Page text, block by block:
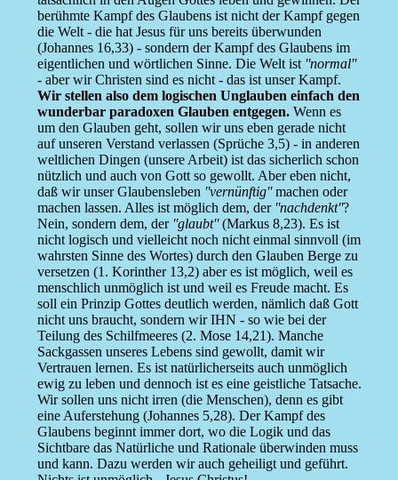
berühmte Kampf des Glaubens ist nicht der Kampf gegen
die Welt - die hat Jesus für uns bereits überwunden
(Johannes 16,33) - sondern der Kampf des Glaubens im
eigentlichen und wörtlichen Sinne. Die Welt ist ''normal''
- aber wir Christen sind es nicht - das ist unser Kampf.
Wir stellen also dem logischen Unglauben einfach den
wunderbar paradoxen Glauben entgegen.Wenn es
um den Glauben geht, sollen wir uns eben gerade nicht
auf unseren Verstand verlassen (Sprüche 3,5) - in anderen
weltlichen Dingen (unsere Arbeit) ist das sicherlich schon
nützlich und auch von Gott so gewollt. Aber eben nicht,
daß wir unser Glaubensleben ''vernünftig''machen oder
machen lassen. Alles ist möglich dem, der ''nachdenkt''?
Nein, sondern dem, der ''glaubt''(Markus 8,23). Es ist
nicht logisch und vielleicht noch nicht einmal sinnvoll (im
wahrsten Sinne des Wortes) durch den Glauben Berge zu
versetzen (1. Korinther 13,2) aber es ist möglich, weil es
menschlich unmöglich ist und weil es Freude macht. Es
soll ein Prinzip Gottes deutlich werden, nämlich daß Gott
nicht uns braucht, sondern wir IHN - so wie bei der
Teilung des Schilfmeeres (2. Mose 14,21). Manche
Sackgassen unseres Lebens sind gewollt, damit wir
Vertrauen lernen. Es ist natürlicherseits auch unmöglich
ewig zu leben und dennoch ist es eine geistliche Tatsache.
Wir sollen uns nicht irren (die Menschen), denn es gibt
eine Auferstehung (Johannes 5,28). Der Kampf des
Glaubens beginnt immer dort, wo die Logik und das
Sichtbare das Natürliche und Rationale überwinden muss
und kann. Dazu werden wir auch geheiligt und geführt.